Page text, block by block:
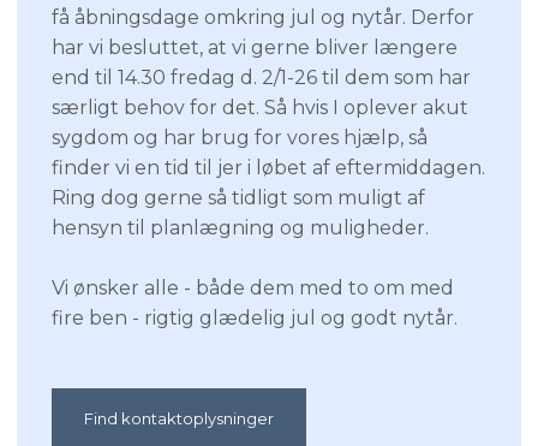
få åbningsdage omkring jul og nytår. Derfor
har vi besluttet, at vi gerne bliver længere
end til 14.30 fredag d. 2/1-26 til dem som har
særligt behov for det. Så hvis I oplever akut
sygdom og har brug for vores hjælp, så
finder vi en tid til jer i løbet af eftermiddagen.
Ring dog gerne så tidligt som muligt af
hensyn til planlægning og muligheder.
Vi ønsker alle - både dem med to om med
fire ben - rigtig glædelig jul og godt nytår.
Find kontaktoplysninger